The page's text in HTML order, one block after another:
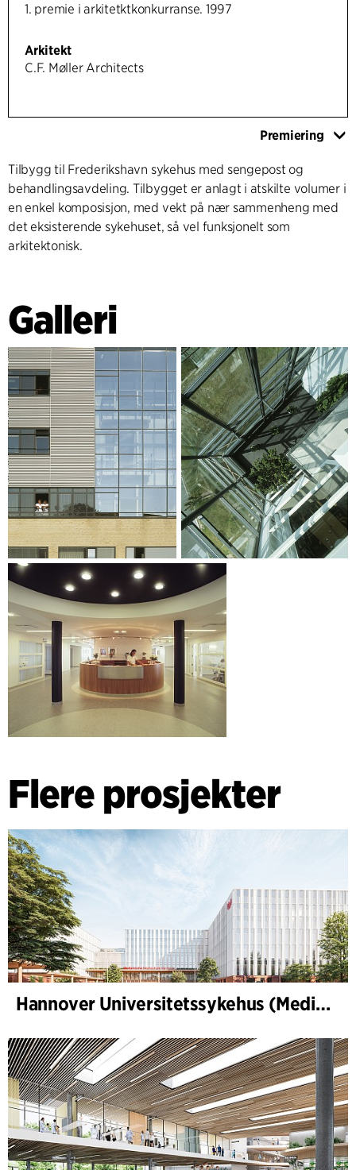
1. premie i arkitetktkonkurranse. 1997
Arkitekt
C.F. Møller Architects
Premiering
Tilbygg til Frederikshavn sykehus med sengepost og
behandlingsavdeling. Tilbygget er anlagt i atskilte volumer i
en enkel komposisjon, med vekt på nær sammenheng med
det eksisterende sykehuset, så vel funksjonelt som
arkitektonisk.
Galleri
Flere prosjekter
Hannover Universitetssykehus (Medizinische Hochschule Hannover, MHH)